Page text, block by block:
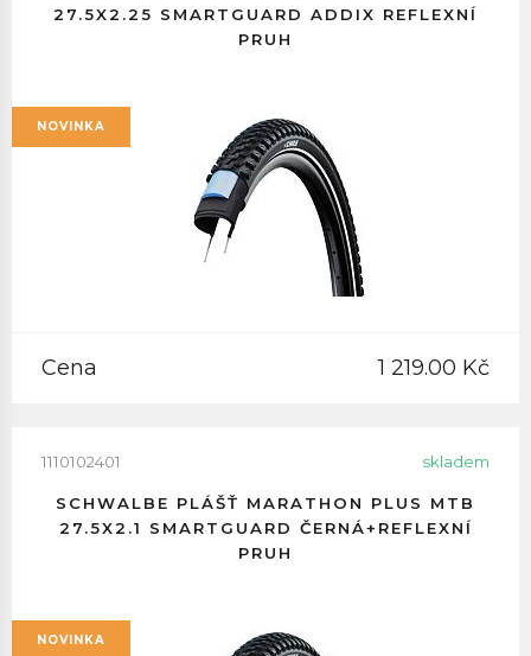
27.5X2.25 SMARTGUARD ADDIX REFLEXNÍ
PRUH
NOVINKA
Cena 1 219.00 Kč
1110102401 skladem
SCHWALBE PLÁŠŤ MARATHON PLUS MTB
27.5X2.1 SMARTGUARD ČERNÁ+REFLEXNÍ
PRUH
NOVINKA